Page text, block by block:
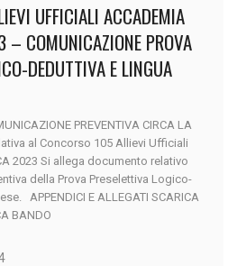
UFFICIALI ACCADEMIA
– COMUNICAZIONE PROVA
DEDUTTIVA E LINGUA
PREVENTIVA CIRCA LA
al Concorso 105 Allievi Ufficiali
2023 Si allega documento relativo
della Prova Preselettiva Logico-
APPENDICI E ALLEGATI SCARICA
BANDO